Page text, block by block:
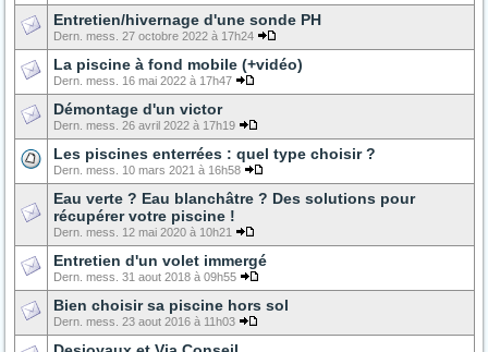
Entretien/hivernage d'une sonde PH
Dern. mess. 27 octobre 2022 à 17h24
La piscine à fond mobile (+vidéo)
Dern. mess. 16 mai 2022 à 17h47
Démontage d'un victor
Dern. mess. 26 avril 2022 à 17h19
Les piscines enterrées : quel type choisir ?
Dern. mess. 10 mars 2021 à 16h58
Eau verte ? Eau blanchâtre ? Des solutions pour
récupérer votre piscine !
Dern. mess. 12 mai 2020 à 10h21
Entretien d'un volet immergé
Dern. mess. 31 aout 2018 à 09h55
Bien choisir sa piscine hors sol
Dern. mess. 23 aout 2016 à 11h03